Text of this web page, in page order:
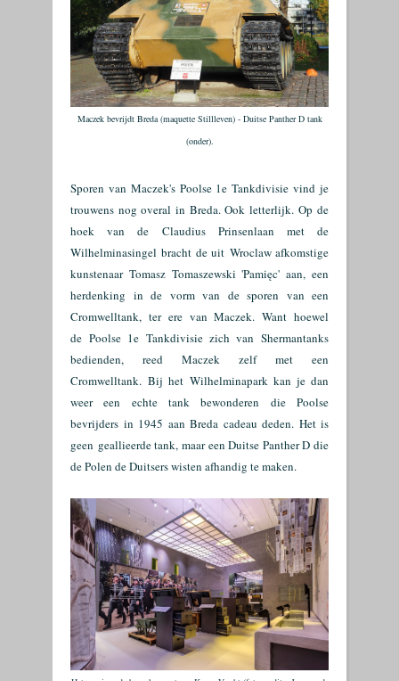
Maczek bevrijdt Breda (maquette Stillleven) - Duitse Panther D tank
(onder).
Sporen van Maczek's Poolse 1e Tankdivisie vind je
trouwens nog overal in Breda. Ook letterlijk.Op de
hoek van de Claudius Prinsenlaan met de
Wilhelminasingelbracht de uit Wroclaw afkomstige
kunstenaarTomasz Tomaszewski 'Pamięc' aan,een
herdenking in de vorm van de sporen van een
Cromwelltank, ter ere van Maczek. Want hoewel
dePoolse 1e Tankdivisie zich vanShermantanks
bedienden, reed Maczek zelf met een
Cromwelltank.Bij het Wilhelminapark kan je dan
weer een echte tank bewonderen die Poolse
bevrijders in 1945 aan Breda cadeau deden. Het is
geen geallieerde tank, maar een Duitse Panther D die
de Polen de Duitsers wisten afhandig te maken.